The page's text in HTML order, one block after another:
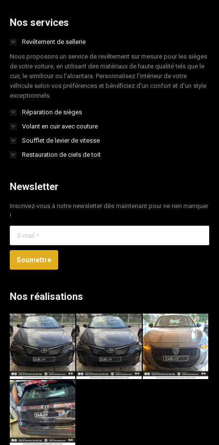
opens
new
window
opens
new
window
opens
new
window
opens
new
window
Nos services
Revêtement de sellerie
Nous proposons un service de revêtement sur mesure pour les sièges
de votre voiture, en utilisant des matériaux de haute qualité tels que le
cuir, le similicuir ou l'alcantara. Personnalisez l'intérieur de votre
véhicule selon vos préférences et bénéficiez d'un confort et d'un style
exceptionnels.
Réparation de sièges
Volant en cuir avec couture
Soufflet de levier de vitesse
Restauration de ciels de toit
Newsletter
Inscrivez-vous à notre newsletter dès maintenant pour ne rien manquer
!
Soumettre
Nos réalisations